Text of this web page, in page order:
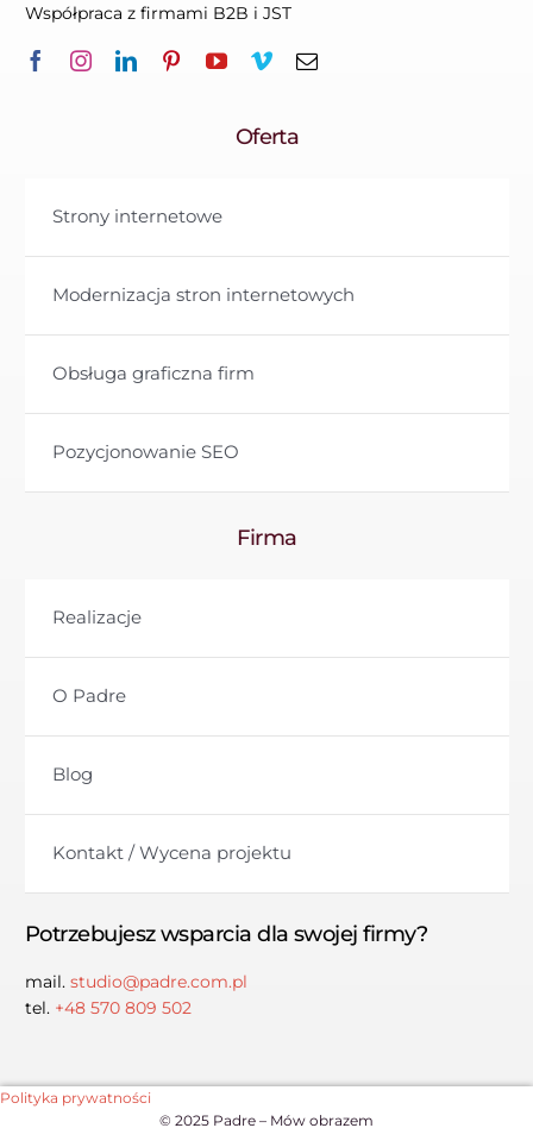
Współpraca z firmami B2B i JST
Oferta
Strony internetowe
Modernizacja stron internetowych
Obsługa graficzna firm
Pozycjonowanie SEO
Firma
Realizacje
O Padre
Blog
Kontakt / Wycena projektu
Potrzebujesz wsparcia dla swojej firmy?
mail. studio@padre.com.pl
tel. +48 570 809 502
Polityka prywatności
© 2025 Padre – Mów obrazem